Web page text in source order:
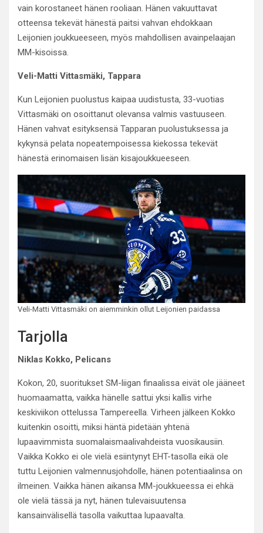
vain korostaneet hänen rooliaan. Hänen vakuuttavat
otteensa tekevät hänestä paitsi vahvan ehdokkaan
Leijonien joukkueeseen, myös mahdollisen avainpelaajan
MM-kisoissa.
Veli-Matti Vittasmäki, Tappara
Kun Leijonien puolustus kaipaa uudistusta, 33-vuotias
Vittasmäki on osoittanut olevansa valmis vastuuseen.
Hänen vahvat esityksensä Tapparan puolustuksessa ja
kykynsä pelata nopeatempoisessa kiekossa tekevät
hänestä erinomaisen lisän kisajoukkueeseen.
Veli-Matti Vittasmäki on aiemminkin ollut Leijonien paidassa
Tarjolla
Niklas Kokko, Pelicans
Kokon, 20, suoritukset SM-liigan finaalissa eivät ole jääneet
huomaamatta, vaikka hänelle sattui yksi kallis virhe
keskiviikon ottelussa Tampereella. Virheen jälkeen Kokko
kuitenkin osoitti, miksi häntä pidetään yhtenä
lupaavimmista suomalaismaalivahdeista vuosikausiin.
Vaikka Kokko ei ole vielä esiintynyt EHT-tasolla eikä ole
tuttu Leijonien valmennusjohdolle, hänen potentiaalinsa on
ilmeinen. Vaikka hänen aikansa MM-joukkueessa ei ehkä
ole vielä tässä ja nyt, hänen tulevaisuutensa
kansainvälisellä tasolla vaikuttaa lupaavalta.